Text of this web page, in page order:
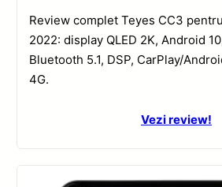
Review complet Teyes CC3
2022: display QLED 2K, Android
Bluetooth 5.1, DSP, CarPlay/
4G.
Vezi review!